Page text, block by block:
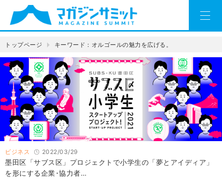
トップページ キーワード：オルゴールの魅力を広げる。
ビジネス 2022/03/29
墨田区「サブス区」プロジェクトで小学生の「夢とアイディア」
を形にする企業･協力者…